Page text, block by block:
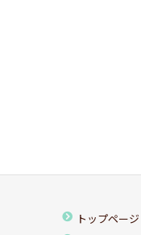
トップページ